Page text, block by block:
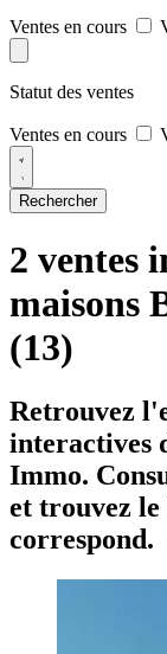
Ventes en cours
Statut des ventes
Ventes en cours
Rechercher
2 ventes
maisons
(13)
Retrouvez
interactives
Immo.
et trouvez
correspond.